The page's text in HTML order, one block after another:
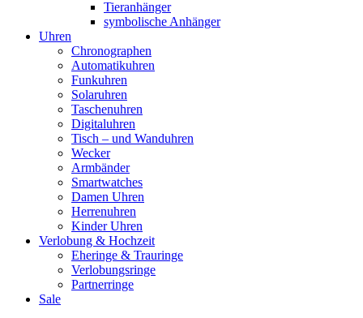
Tieranhänger
symbolische Anhänger
Uhren
Chronographen
Automatikuhren
Funkuhren
Solaruhren
Taschenuhren
Digitaluhren
Tisch – und Wanduhren
Wecker
Armbänder
Smartwatches
Damen Uhren
Herrenuhren
Kinder Uhren
Verlobung & Hochzeit
Eheringe & Trauringe
Verlobungsringe
Partnerringe
Sale